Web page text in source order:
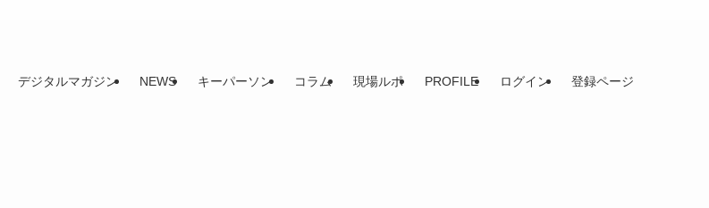
デジタルマガジン NEWS キーパーソン コラム 現場ルポ PROFILE ログイン 登録ページ